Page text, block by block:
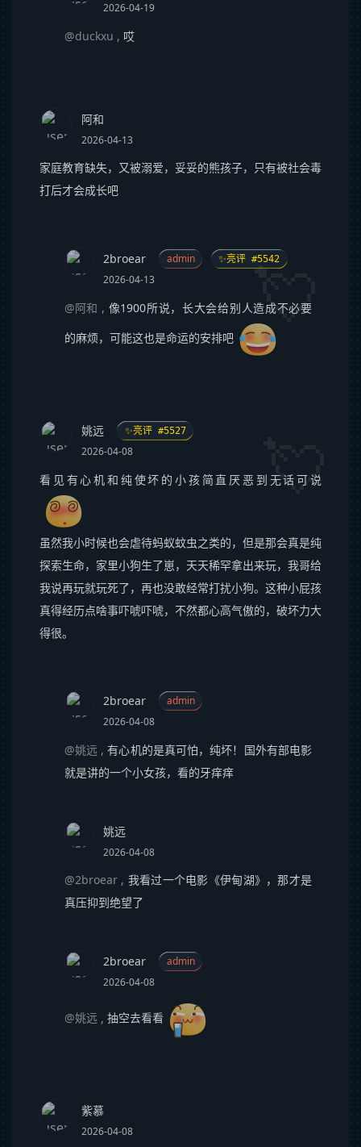
2026-04-19
@duckxu , 哎
阿和
2026-04-13
家庭教育缺失，又被溺爱，妥妥的熊孩子，只有被社会毒
打后才会成长吧
2broear admin ✨亮评 #5542
2026-04-13
@阿和 , 像1900所说，长大会给别人造成不必要
的麻烦，可能这也是命运的安排吧
姚远 ✨亮评 #5527
2026-04-08
看见有心机和纯使坏的小孩简直厌恶到无话可说
虽然我小时候也会虐待蚂蚁蚊虫之类的，但是那会真是纯
探索生命，家里小狗生了崽，天天稀罕拿出来玩，我哥给
我说再玩就玩死了，再也没敢经常打扰小狗。这种小屁孩
真得经历点啥事吓唬吓唬，不然都心高气傲的，破坏力大
得很。
2broear
admin
2026-04-08
@姚远 ,有心机的是真可怕，纯坏！国外有部电影
就是讲的一个小女孩，看的牙痒痒
姚远
2026-04-08
@2broear , 我看过一个电影《伊甸湖》，那才是
真压抑到绝望了
2broear
admin
2026-04-08
@姚远 ,抽空去看看
紫慕
2026-04-08